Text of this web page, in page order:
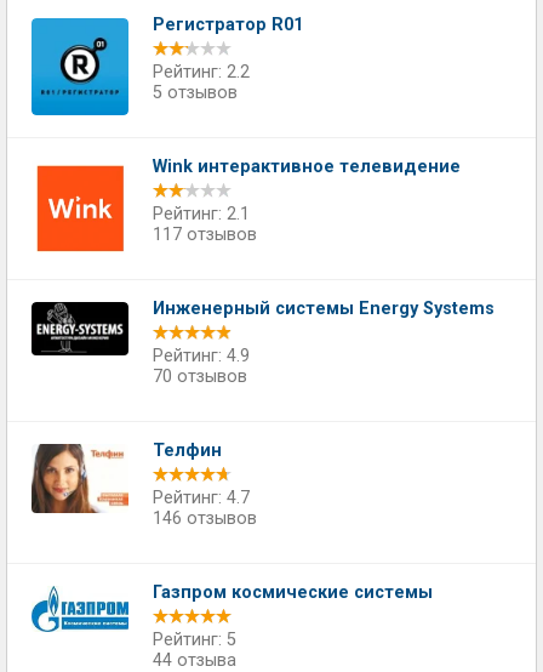
Регистратор R01
Рейтинг: 2.2
5 отзывов
Wink интерактивное телевидение
Рейтинг: 2.1
117 отзывов
Инженерный системы Energy Systems
Рейтинг: 4.9
70 отзывов
Телфин
Рейтинг: 4.7
146 отзывов
Газпром космические системы
Рейтинг: 5
44 отзыва